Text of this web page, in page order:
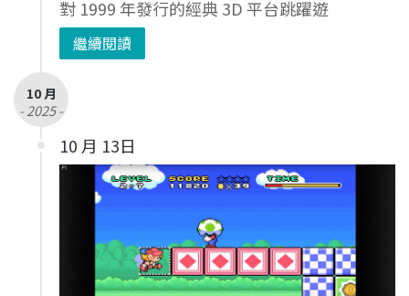
對 1999 年發行的經典 3D 平台跳躍遊
繼續閱讀
10 月
- 2025 -
10 月 13日